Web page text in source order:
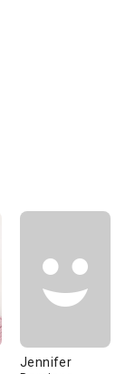
Jennifer